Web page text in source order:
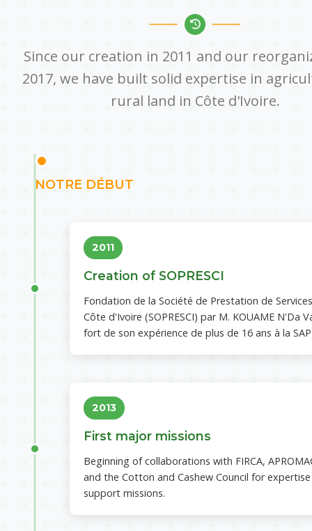
Since our creation in 2011 and our
2017, we have built solid expertise in
rural land in Côte d'Ivoire.
NOTRE DÉBUT
2011
Creation of SOPRESCI
Fondation de la Société de Prestation de
Côte d'Ivoire (SOPRESCI) par M. KOUAME N'Da
fort de son expérience de plus de 16 ans à la
2013
First major missions
Beginning of collaborations with FIRCA,
and the Cotton and Cashew Council for
support missions.